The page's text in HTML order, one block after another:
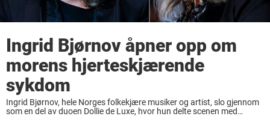
Ingrid Bjørnov åpner opp om
morens hjerteskjærende
sykdom
Ingrid Bjørnov, hele Norges folkekjære musiker og artist, slo gjennom
som en del av duoen Dollie de Luxe, hvor hun delte scenen med